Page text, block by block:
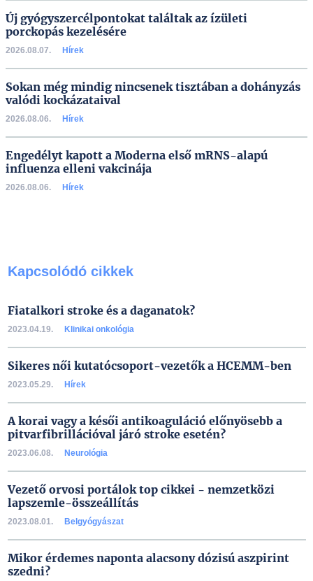
Új gyógyszercélpontokat találtak az ízületi
porckopás kezelésére
2026.08.07. Hírek
Sokan még mindig nincsenek tisztában a dohányzás
valódi kockázataival
2026.08.06. Hírek
Engedélyt kapott a Moderna első mRNS-alapú
influenza elleni vakcinája
2026.08.06. Hírek
Kapcsolódó cikkek
Fiatalkori stroke és a daganatok?
2023.04.19. Klinikai onkológia
Sikeres női kutatócsoport-vezetők a HCEMM-ben
2023.05.29. Hírek
A korai vagy a késői antikoaguláció előnyösebb a
pitvarfibrillációval járó stroke esetén?
2023.06.08. Neurológia
Vezető orvosi portálok top cikkei - nemzetközi
lapszemle-összeállítás
2023.08.01. Belgyógyászat
Mikor érdemes naponta alacsony dózisú aszpirint
szedni?